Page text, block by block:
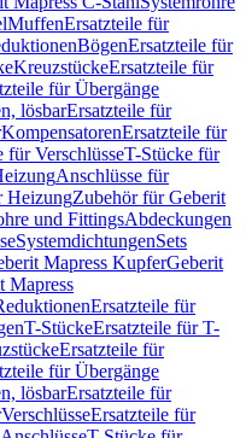
MuffenErsatzteile für
BögenErsatzteile für
KreuzstückeErsatzteile für
für Übergänge
lösbarErsatzteile für
KompensatorenErsatzteile für
für VerschlüsseT-Stücke für
Anschlüsse für
HeizungZubehör für Geberit
und FittingsAbdeckungen
SystemdichtungenSets
Mapress KupferGeberit
Mapress
Ersatzteile für
T-StückeErsatzteile für T-
Ersatzteile für
für Übergänge
lösbarErsatzteile für
VerschlüsseErsatzteile für